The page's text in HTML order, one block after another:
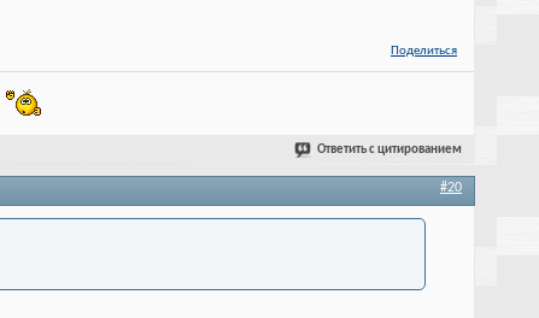
Поделиться
Ответить с цитированием
#20